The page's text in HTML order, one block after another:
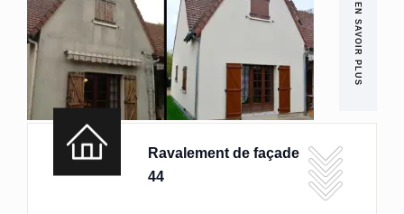
EN SAVOIR PLUS
Ravalement de façade
44